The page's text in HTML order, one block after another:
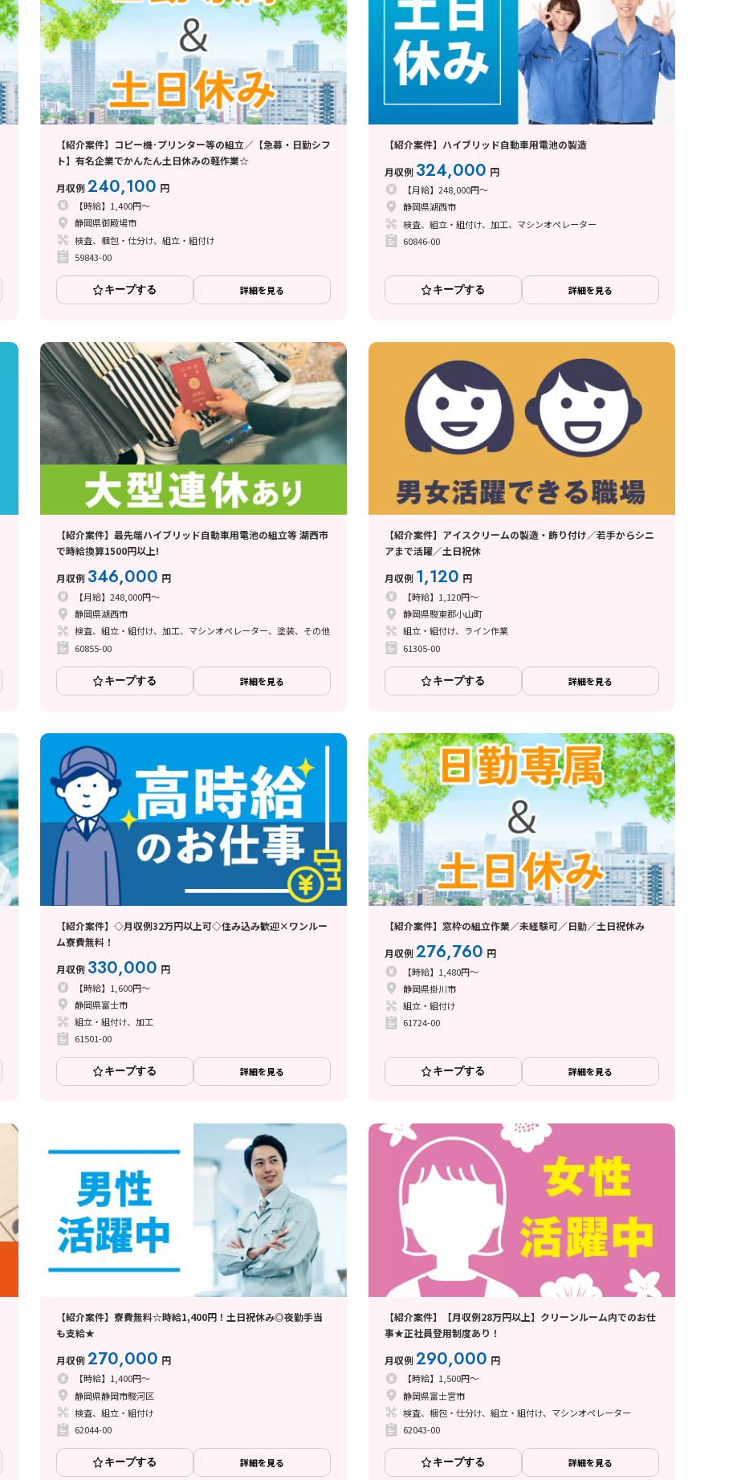
【紹介案件】コピー機･プリンター等の組立／【急募・日勤シフ
ト】有名企業でかんたん土日休みの軽作業☆
月収例240,100 円
【時給】1,400円～
静岡県御殿場市
検査、梱包・仕分け、組立・組付け
59843-00
キープする 詳細を見る
【紹介案件】ハイブリッド自動車用電池の製造
月収例 324,000 円
【月給】248,000円～
静岡県湖西市
検査、組立・組付け、加工、マシンオペレーター
60846-00
キープする 詳細を見る
【紹介案件】最先端ハイブリッド自動車用電池の組立等 湖西市
で時給換算1500円以上!
月収例 346,000 円
【月給】248,000円～
静岡県湖西市
検査、組立・組付け、加工、マシンオペレーター、塗装、その他
60855-00
キープする 詳細を見る
【紹介案件】アイスクリームの製造・飾り付け／若手からシニ
アまで活躍／土日祝休
月収例 1,120 円
【時給】1,120円～
静岡県駿東郡小山町
組立・組付け、ライン作業
61305-00
キープする 詳細を見る
【紹介案件】◇月収例32万円以上可◇住み込み歓迎×ワンルー
ム寮費無料！
月収例 330,000 円
【時給】1,600円～
静岡県富士市
組立・組付け、加工
61501-00
キープする 詳細を見る
【紹介案件】窓枠の組立作業／未経験可／日勤／土日祝休み
月収例276,760 円
【時給】1,480円～
静岡県掛川市
組立・組付け
61724-00
キープする 詳細を見る
【紹介案件】寮費無料☆時給1,400円！土日祝休み◎夜勤手当
も支給★
月収例270,000 円
【時給】1,400円～
静岡県静岡市駿河区
検査、組立・組付け
62044-00
キープする 詳細を見る
【紹介案件】【月収例28万円以上】クリーンルーム内でのお仕
事★正社員登用制度あり！
月収例290,000 円
【時給】1,500円～
静岡県富士宮市
検査、梱包・仕分け、組立・組付け、マシンオペレーター
62043-00
キープする 詳細を見る